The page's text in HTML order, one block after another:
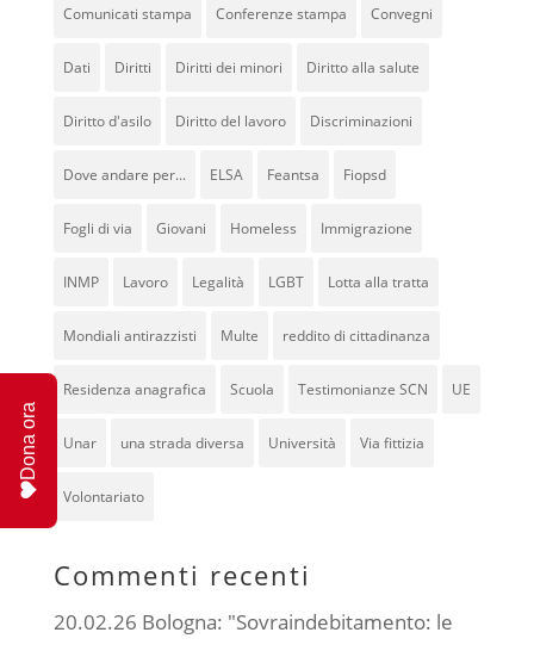
Comunicati stampa Conferenze stampa Convegni
Dati Diritti Diritti dei minori Diritto alla salute
Diritto d'asilo Diritto del lavoro Discriminazioni
Dove andare per... ELSA Feantsa Fiopsd
Fogli di via Giovani Homeless Immigrazione
INMP Lavoro Legalità LGBT Lotta alla tratta
Mondiali antirazzisti Multe reddito di cittadinanza
Residenza anagrafica Scuola Testimonianze SCN UE
Unar una strada diversa Università Via fittizia
Volontariato
Commenti recenti
20.02.26 Bologna: "Sovraindebitamento: le
Dona ora